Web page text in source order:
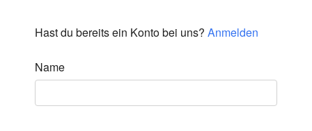
Hast du bereits ein Konto bei uns? Anmelden
Name